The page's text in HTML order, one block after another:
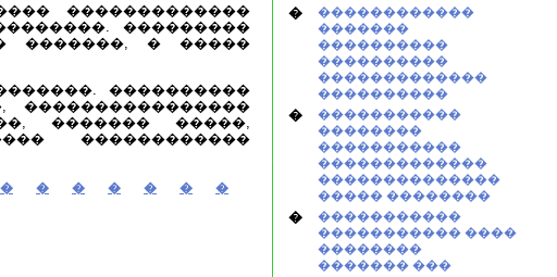
�������������
���������
�������, � �����
����������
����������������
������� �����,
������������
� � � � � � �
�
������������
�������
����������
����������
�������������
����������
�
�����������
��������
�����������
�������������
��������������
����� ��������
�
�����������
����������� ����
��������
������� ���